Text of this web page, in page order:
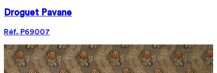
Droguet Pavane
Réf. P69007